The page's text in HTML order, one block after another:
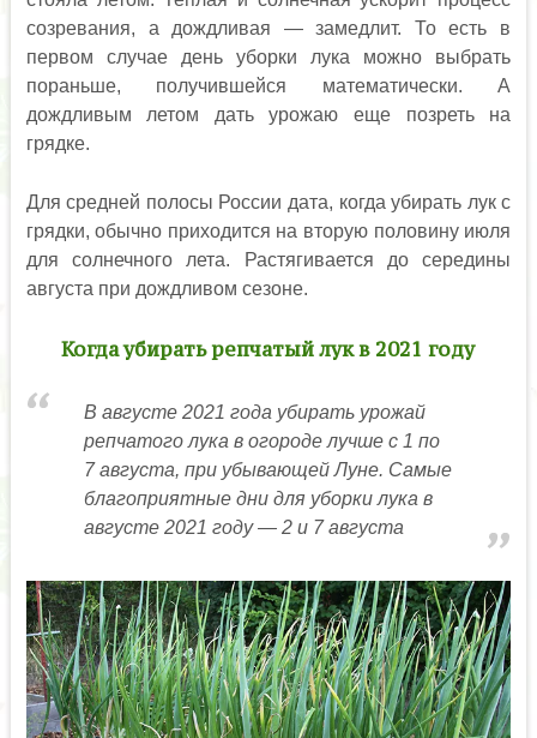
созревания, а дождливая — замедлит. То есть в
первом случае день уборки лука можно выбрать
пораньше, получившейся математически. А
дождливым летом дать урожаю еще позреть на
грядке.
Для средней полосы России дата, когда убирать лук с
грядки, обычно приходится на вторую половину июля
для солнечного лета. Растягивается до середины
августа при дождливом сезоне.
Когда убирать репчатый лук в 2021 году
В августе 2021 года убирать урожай
репчатого лука в огороде лучше с 1 по
7 августа, при убывающей Луне. Самые
благоприятные дни для уборки лука в
августе 2021 году — 2 и 7 августа